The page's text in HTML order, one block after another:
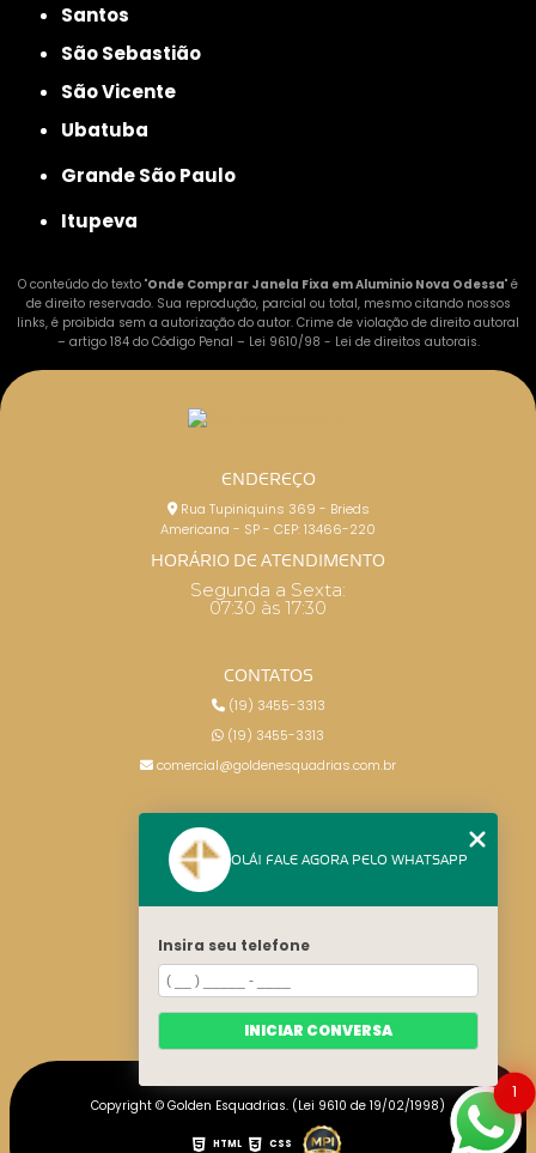
Santos
São Sebastião
São Vicente
Ubatuba
Grande São Paulo
Itupeva
O conteúdo do texto "Onde Comprar Janela Fixa em Aluminio Nova Odessa" é
de direito reservado. Sua reprodução, parcial ou total, mesmo citando nossos
links, é proibida sem a autorização do autor. Crime de violação de direito autoral
– artigo 184 do Código Penal – Lei 9610/98 - Lei de direitos autorais.
ENDEREÇO
Rua Tupiniquins 369 - Brieds
Americana - SP - CEP: 13466-220
HORÁRIO DE ATENDIMENTO
Segunda a Sexta:
07:30 às 17:30
CONTATOS
(19) 3455-3313
(19) 3455-3313
comercial@goldenesquadrias.com.br
HOME
CATEGORIAS
MAPA DO SITE
Copyright © Golden Esquadrias. (Lei 9610 de 19/02/1998)
HTML CSS
1
OLÁ! FALE AGORA PELO WHATSAPP
Insira seu telefone
INICIAR CONVERSA